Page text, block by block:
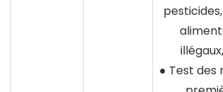
● Test des